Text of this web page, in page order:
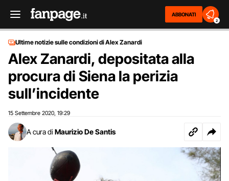
ABBONATI
2
Ultime notizie sulle condizioni di Alex Zanardi
Alex Zanardi, depositata alla
procura di Siena la perizia
sull’incidente
15 Settembre 2020 19:29
A cura di Maurizio De Santis